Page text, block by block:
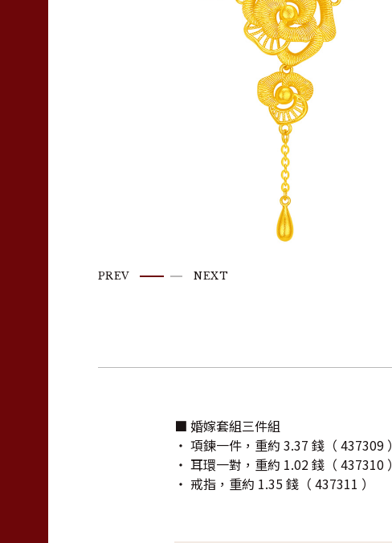
PREV NEXT
■ 婚嫁套組三件組
‧ 項鍊一件，重約 3.37 錢（ 437309 ）
‧ 耳環一對，重約 1.02 錢（ 437310 ）
‧ 戒指，重約 1.35 錢（ 437311 ）